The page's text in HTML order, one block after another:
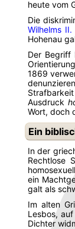
heute vom
Die
Wilhelms II.
Hohenau
Der Begriff
1869
Ausdruck
Wort, doch
Ein
In der
Rechtlose
ein
galt als
Im alten
Lesbos,
Dichter